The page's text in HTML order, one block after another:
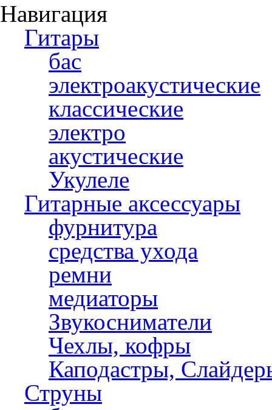
Навигация
Гитары
бас
электроакустические
классические
электро
акустические
Укулеле
Гитарные аксессуары
фурнитура
средства ухода
ремни
медиаторы
Звукосниматели
Чехлы, кофры
Каподастры,
Струны